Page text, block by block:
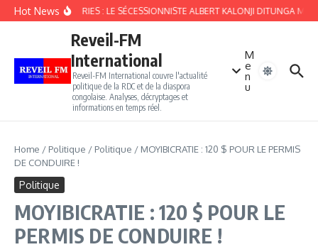
Aller au contenu
Hot NewsFOURBERIES : LE SÉCESSIONNISTE ALBERT KALONJI DITUNGA
Reveil-FM
International
Reveil-FM International couvre l'actualité
politique de la RDC et de la diaspora
congolaise. Analyses, décryptages et
informations en temps réel.
M
e
n
u
Home / Politique / Politique / MOYIBICRATIE : 120 $ POUR LE PERMIS
DE CONDUIRE !
Politique
MOYIBICRATIE : 120 $ POUR LE
PERMIS DE CONDUIRE !